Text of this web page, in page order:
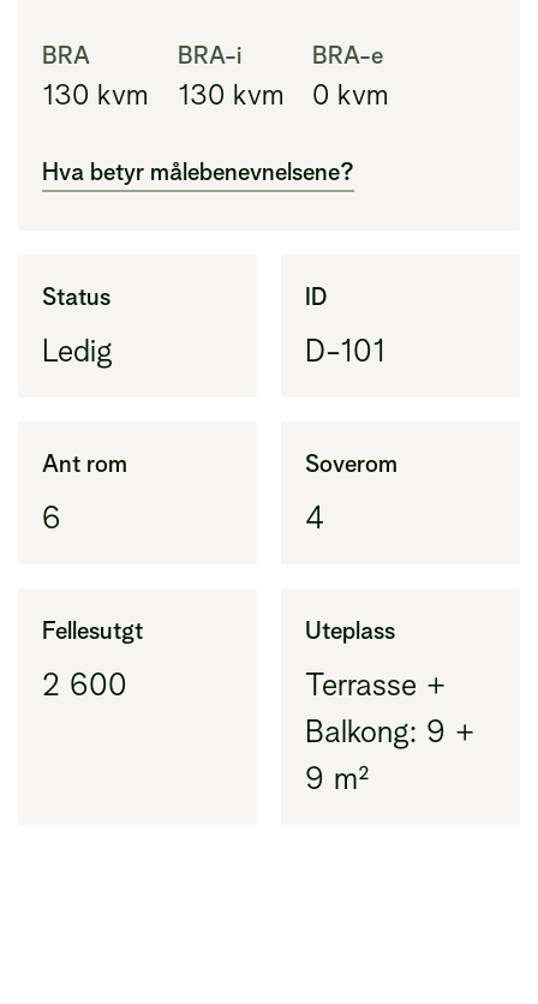
BRA
130 kvm
BRA-i
130 kvm
BRA-e
0 kvm
Hva betyr målebenevnelsene?
(BRA-i) pluss eksternt areal (BRA-e)
BRA-i
BRA-e
Status
Ledig
ID
D-101
Ant rom
6
Soverom
4
Fellesutgt
2 600
Uteplass
Terrasse +
Balkong: 9 +
9 m²